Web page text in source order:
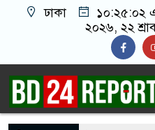
ঢাকা ১০:২৫:০৩
২০২৬, ২২